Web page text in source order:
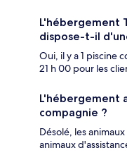
L'hébergement
dispose-t-il
Oui, il y a 1 piscine
21 h 00 pour les
L'hébergement
compagnie ?
Désolé, les
animaux